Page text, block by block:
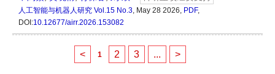
人工智能与机器人研究 Vol.15 No.3, May 28 2026, PDF,
DOI:10.12677/airr.2026.153082
< 1 2 3 ... >